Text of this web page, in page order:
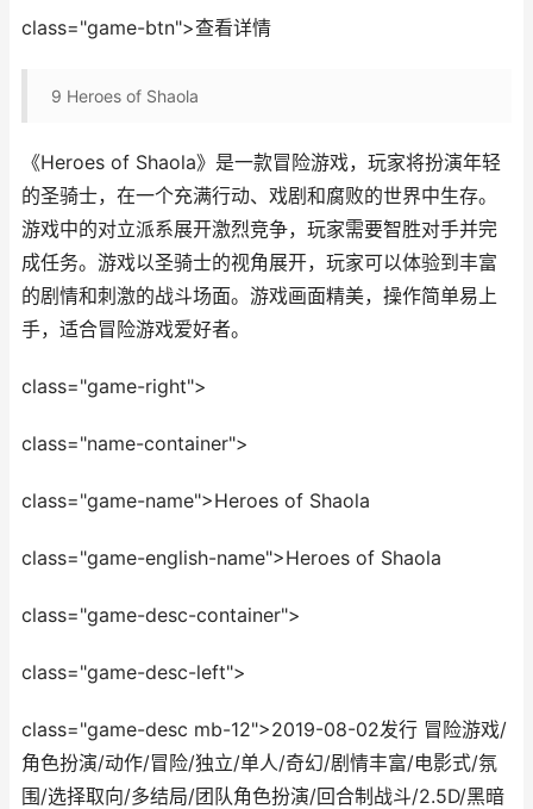
class="game-btn">查看详情
9 Heroes of Shaola
《Heroes of Shaola》是一款冒险游戏，玩家将扮演年轻
的圣骑士，在一个充满行动、戏剧和腐败的世界中生存。
游戏中的对立派系展开激烈竞争，玩家需要智胜对手并完
成任务。游戏以圣骑士的视角展开，玩家可以体验到丰富
的剧情和刺激的战斗场面。游戏画面精美，操作简单易上
手，适合冒险游戏爱好者。
class="game-right">
class="name-container">
class="game-name">Heroes of Shaola
class="game-english-name">Heroes of Shaola
class="game-desc-container">
class="game-desc-left">
class="game-desc mb-12">2019-08-02发行 冒险游戏/
角色扮演/动作/冒险/独立/单人/奇幻/剧情丰富/电影式/氛
围/选择取向/多结局/团队角色扮演/回合制战斗/2.5D/黑暗